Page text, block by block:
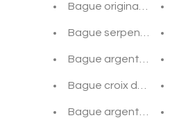
Bague originale
Bague serpent
Bague argent
Bague croix de
Bague argent fleur